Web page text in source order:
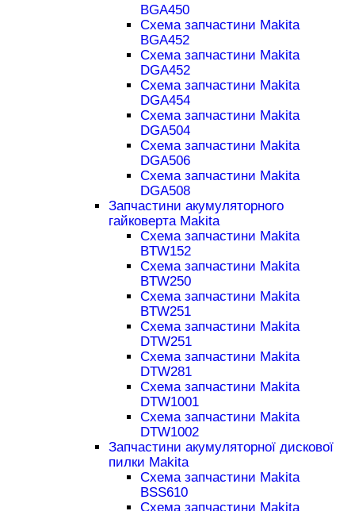
BGA450
Схема запчастини Makita
BGA452
Схема запчастини Makita
DGA452
Схема запчастини Makita
DGA454
Схема запчастини Makita
DGA504
Схема запчастини Makita
DGA506
Схема запчастини Makita
DGA508
Запчастини акумуляторного
гайковерта Makita
Схема запчастини Makita
BTW152
Схема запчастини Makita
BTW250
Схема запчастини Makita
BTW251
Схема запчастини Makita
DTW251
Схема запчастини Makita
DTW281
Схема запчастини Makita
DTW1001
Схема запчастини Makita
DTW1002
Запчастини акумуляторної дискової
пилки Makita
Схема запчастини Makita
BSS610
Схема запчастини Makita